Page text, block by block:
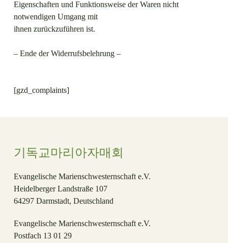
Eigenschaften und Funktionsweise der Waren nicht
notwendigen Umgang mit
ihnen zurückzuführen ist.
– Ende der Widerrufsbelehrung –
[gzd_complaints]
기독교마리아자매회
Evangelische Marienschwesternschaft e.V.
Heidelberger Landstraße 107
64297 Darmstadt, Deutschland
Evangelische Marienschwesternschaft e.V.
Postfach 13 01 29